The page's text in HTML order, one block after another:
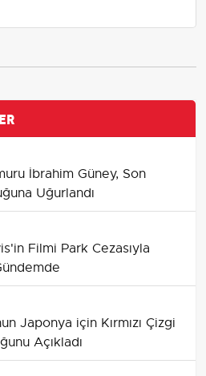
İbrahim Güney, Son
Uğurlandı
Filmi Park Cezasıyla
Japonya için Kırmızı Çizgi
Açıkladı